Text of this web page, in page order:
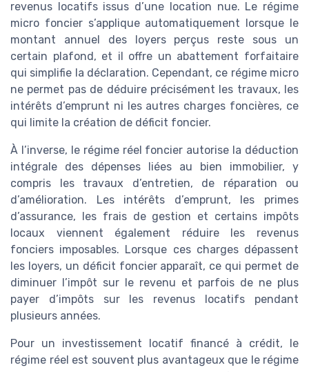
revenus locatifs issus d’une location nue. Le régime
micro foncier s’applique automatiquement lorsque le
montant annuel des loyers perçus reste sous un
certain plafond, et il offre un abattement forfaitaire
qui simplifie la déclaration. Cependant, ce régime micro
ne permet pas de déduire précisément les travaux, les
intérêts d’emprunt ni les autres charges foncières, ce
qui limite la création de déficit foncier.
À l’inverse, le régime réel foncier autorise la déduction
intégrale des dépenses liées au bien immobilier, y
compris les travaux d’entretien, de réparation ou
d’amélioration. Les intérêts d’emprunt, les primes
d’assurance, les frais de gestion et certains impôts
locaux viennent également réduire les revenus
fonciers imposables. Lorsque ces charges dépassent
les loyers, un déficit foncier apparaît, ce qui permet de
diminuer l’impôt sur le revenu et parfois de ne plus
payer d’impôts sur les revenus locatifs pendant
plusieurs années.
Pour un investissement locatif financé à crédit, le
régime réel est souvent plus avantageux que le régime